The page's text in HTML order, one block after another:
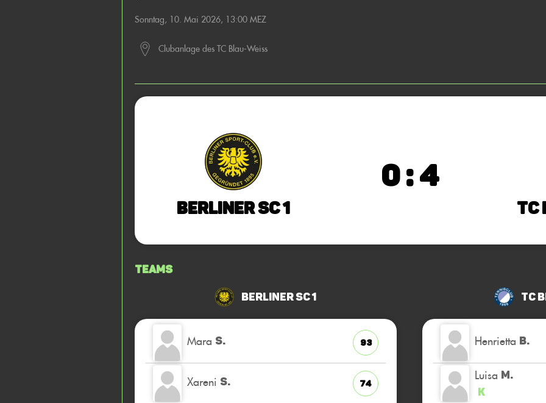
Sonntag, 10. Mai 2026, 13:00 MEZ
Clubanlage des TC Blau-Weiss
Berliner SC 1
0 : 4
TC
Teams
Berliner SC 1
Mara S. 93
Xareni S. 74
TC
Henrietta B.
Luisa M.
K